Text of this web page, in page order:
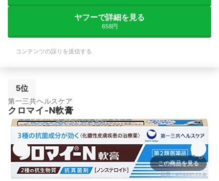
ヤフーで詳細を見る
658円
コンテンツの誤りを送信する
5位
第一三共ヘルスケア
クロマイ-N軟膏
この商品を見る
出典：amazon.co.jp